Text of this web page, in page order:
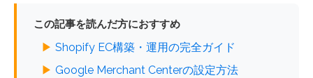
この記事を読んだ方におすすめ
▶ Shopify EC構築・運用の完全ガイド
▶ Google Merchant Centerの設定方法